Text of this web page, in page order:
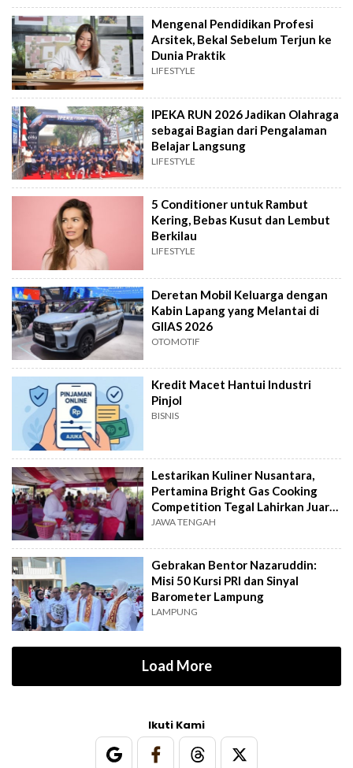
Mengenal Pendidikan Profesi
Arsitek, Bekal Sebelum Terjun ke
Dunia Praktik
LIFESTYLE
IPEKA RUN 2026 Jadikan Olahraga
sebagai Bagian dari Pengalaman
Belajar Langsung
LIFESTYLE
5 Conditioner untuk Rambut
Kering, Bebas Kusut dan Lembut
Berkilau
LIFESTYLE
Deretan Mobil Keluarga dengan
Kabin Lapang yang Melantai di
GIIAS 2026
OTOMOTIF
Kredit Macet Hantui Industri
Pinjol
BISNIS
Lestarikan Kuliner Nusantara,
Pertamina Bright Gas Cooking
Competition Tegal Lahirkan Juara
Baru
JAWA TENGAH
Gebrakan Bentor Nazaruddin:
Misi 50 Kursi PRI dan Sinyal
Barometer Lampung
LAMPUNG
Load More
Ikuti Kami